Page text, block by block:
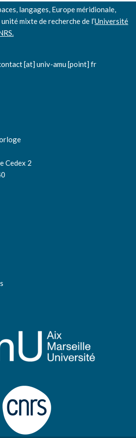
langages, Europe méridionale,
mixte de recherche de l’Université
[at] univ-amu [point] fr
Cedex 2